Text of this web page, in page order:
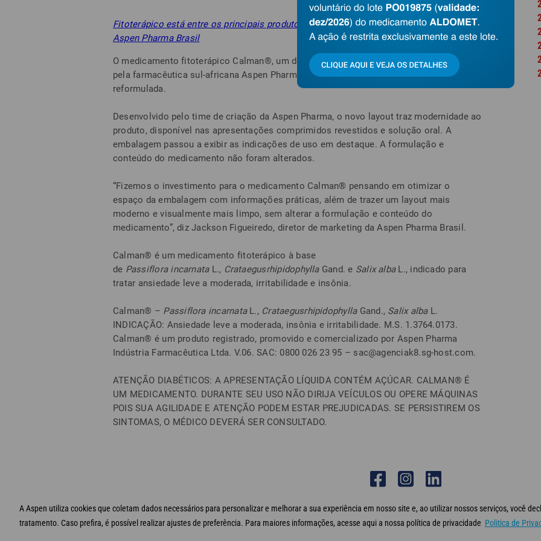
A Aspen utiliza cookies que coletam dados necessários para personalizar e melhorar a sua experiência em nosso site e, ao utilizar nossos serviços, você
tratamento. Caso prefira, é possível realizar ajustes de preferência. Para maiores informações, acesse aqui a nossa política de privacidade Politica de
Fitoterápico está entre os principais produtos comercializados pela farmacêutica
Aspen Pharma Brasil
O medicamento fitoterápico Calman®, um dos principais produtos comercializados
pela farmacêutica sul-africana Aspen Pharma no Brasil, teve sua embalagem
reformulada.
Desenvolvido pelo time de criação da Aspen Pharma, o novo layout traz modernidade ao
produto, disponível nas apresentações comprimidos revestidos e solução oral. A
embalagem passou a exibir as indicações de uso em destaque. A formulação e
conteúdo do medicamento não foram alterados.
“Fizemos o investimento para o medicamento Calman® pensando em otimizar o
espaço da embalagem com informações práticas, além de trazer um layout mais
moderno e visualmente mais limpo, sem alterar a formulação e conteúdo do
medicamento”, diz Jackson Figueiredo, diretor de marketing da Aspen Pharma Brasil.
Calman® é um medicamento fitoterápico à base
de Passiflora incarnataL., CrataegusrhipidophyllaGand. e SalixalbaL., indicado para
tratar ansiedade leve a moderada, irritabilidade e insônia.
Calman® – Passiflora incarnataL., CrataegusrhipidophyllaGand., SalixalbaL.
INDICAÇÃO: Ansiedade leve a moderada, insônia e irritabilidade. M.S. 1.3764.0173.
Calman® é um produto registrado, promovido e comercializado por Aspen Pharma
Indústria Farmacêutica Ltda. V.06. SAC: 0800 026 23 95 – sac@agenciak8.sg-host.com.
ATENÇÃO DIABÉTICOS: A APRESENTAÇÃO LÍQUIDA CONTÉM AÇÚCAR. CALMAN® É
UM MEDICAMENTO. DURANTE SEU USO NÃO DIRIJA VEÍCULOS OU OPERE MÁQUINAS
POIS SUA AGILIDADE E ATENÇÃO PODEM ESTAR PREJUDICADAS. SE PERSISTIREM OS
SINTOMAS, O MÉDICO DEVERÁ SER CONSULTADO.
© Aspen 2020 - Todos os direitos reservados Termos de Uso Política de privacidade FAQ